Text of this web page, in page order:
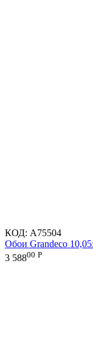
КОД: A75504
Обои Grandeco
3 58800 Р